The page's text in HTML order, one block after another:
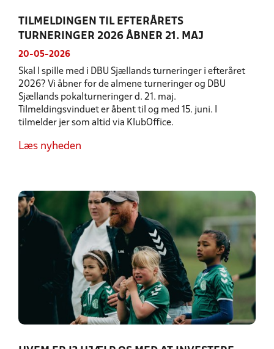
TILMELDINGEN TIL EFTERÅRETS
TURNERINGER 2026 ÅBNER 21. MAJ
20-05-2026
Skal I spille med i DBU Sjællands turneringer i efteråret
2026? Vi åbner for de almene turneringer og DBU
Sjællands pokalturneringer d. 21. maj.
Tilmeldingsvinduet er åbent til og med 15. juni. I
tilmelder jer som altid via KlubOffice.
Læs nyheden